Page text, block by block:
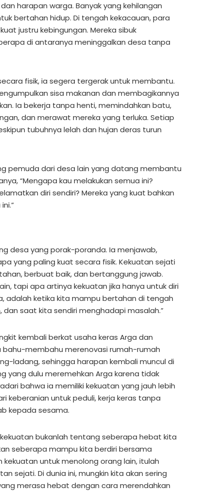
harapan warga. Banyak yang kehilangan
bertahan hidup. Di tengah kekacauan, para
justru kebingungan. Mereka sibuk
di antaranya meninggalkan desa tanpa
fisik, ia segera tergerak untuk membantu.
sisa makanan dan membagikannya
Ia bekerja tanpa henti, memindahkan batu,
dan merawat mereka yang terluka. Setiap
tubuhnya lelah dan hujan deras turun
pemuda dari desa lain yang datang membantu
“Mengapa kau melakukan semua ini?
diri sendiri? Mereka yang kuat bahkan
desa yang porak-poranda. Ia menjawab,
yang paling kuat secara fisik. Kekuatan sejati
berbuat baik, dan bertanggung jawab.
tapi apa artinya kekuatan jika hanya untuk diri
adalah ketika kita mampu bertahan di tengah
dan saat kita sendiri menghadapi masalah.”
kembali berkat usaha keras Arga dan
bahu-membahu merenovasi rumah-rumah
ladang, sehingga harapan kembali muncul di
yang dulu meremehkan Arga karena tidak
bahwa ia memiliki kekuatan yang jauh lebih
keberanian untuk peduli, kerja keras tanpa
kepada sesama.
bukanlah tentang seberapa hebat kita
seberapa mampu kita berdiri bersama
untuk menolong orang lain, itulah
sejati. Di dunia ini, mungkin kita akan sering
merasa hebat dengan cara merendahkan